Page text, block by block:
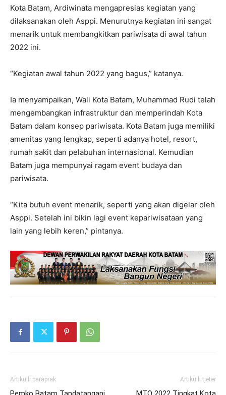
Kota Batam, Ardiwinata mengapresias kegiatan yang
dilaksanakan oleh Asppi. Menurutnya kegiatan ini sangat
menarik untuk membangkitkan pariwisata di awal tahun
2022 ini.
“Kegiatan awal tahun 2022 yang bagus,” katanya.
Ia menyampaikan, Wali Kota Batam, Muhammad Rudi telah
mengembangkan infrastruktur dan memperindah Kota
Batam dalam konsep pariwisata. Kota Batam juga memiliki
amenitas yang lengkap, seperti adanya hotel, resort,
rumah sakit dan pelabuhan internasional. Kemudian
Batam juga mempunyai ragam event budaya dan
pariwisata.
“Kita butuh event menarik, seperti yang akan digelar oleh
Asppi. Setelah ini bikin lagi event kepariwisataan yang
lain yang lebih keren,” pintanya.
Artikulli paraprak Artikulli tjetër